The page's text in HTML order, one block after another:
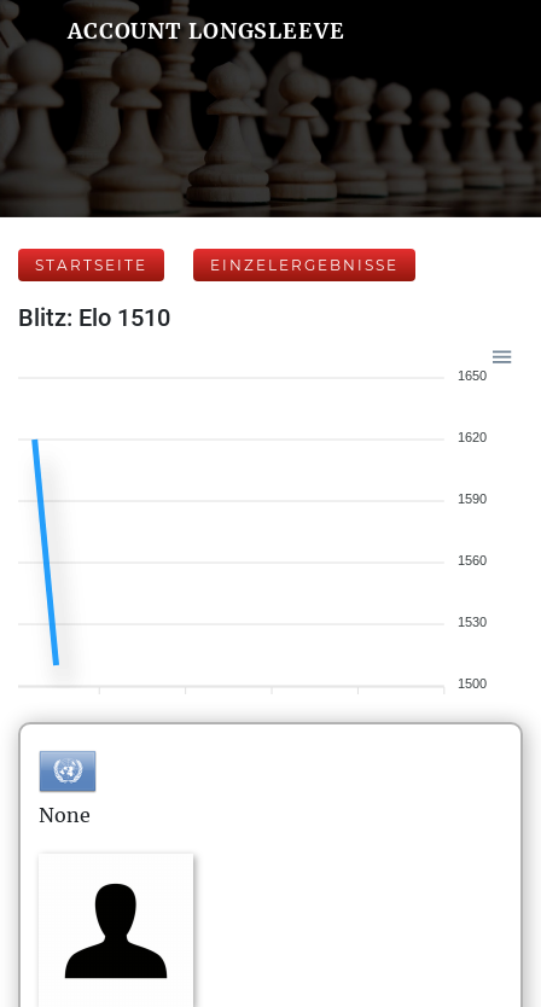
ACCOUNT LONGSLEEVE
STARTSEITE EINZELERGEBNISSE
Blitz: Elo 1510
1650
1620
1590
1560
1530
1500
None